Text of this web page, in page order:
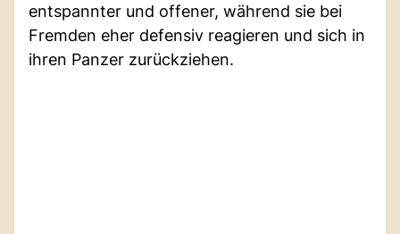
entspannter und offener, während sie bei
Fremden eher defensiv reagieren und sich in
ihren Panzer zurückziehen.